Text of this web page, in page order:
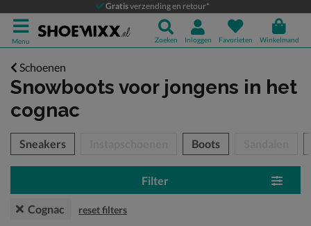
Gratisverzending en retour*
Menu Zoeken Inloggen Favorieten Winkelmand
Schoenen
Snowboots voor jongens in het
cognac
over
Sneakers Boots
Filter
Cognac reset filters